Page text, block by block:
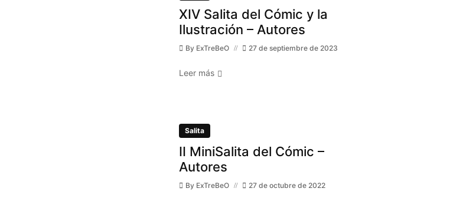
XIV Salita del Cómic y la
Ilustración – Autores
By ExTreBeO 27 de septiembre de 2023
Leer más
Salita
II MiniSalita del Cómic –
Autores
By ExTreBeO 27 de octubre de 2022